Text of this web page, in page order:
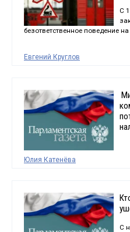
С
безответственное поведение
Евгений Круглов
Юлия Катенёва
С